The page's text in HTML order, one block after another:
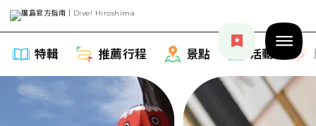
特輯 推薦行程 景點 活動